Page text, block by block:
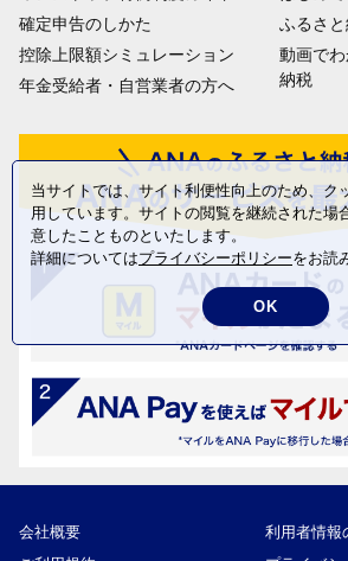
確定申告のしかた
控除上限額シミュレーション
年金受給者・自営業者の方へ
ふるさ
動画で
納税
会社概要
利用者情報
当サイトでは、サイト利便性向上のため、ク
用しています。サイトの閲覧を継続された場
意したことものといたします。
詳細についてはプライバシーポリシーをお読
OK